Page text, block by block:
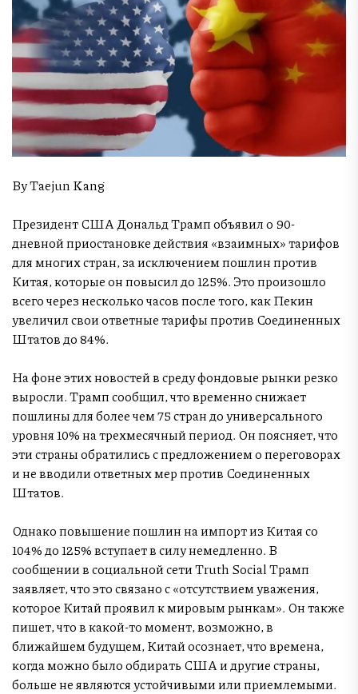
By Taejun Kang
Президент США Дональд Трамп объявил о 90-
дневной приостановке действия «взаимных» тарифов
для многих стран, за исключением пошлин против
Китая, которые он повысил до 125%. Это произошло
всего через несколько часов после того, как Пекин
увеличил свои ответные тарифы против Соединенных
Штатов до 84%.
На фоне этих новостей в среду фондовые рынки резко
выросли. Трамп сообщил, что временно снижает
пошлины для более чем 75 стран до универсального
уровня 10% на трехмесячный период. Он поясняет, что
эти страны обратились с предложением о переговорах
и не вводили ответных мер против Соединенных
Штатов.
Однако повышение пошлин на импорт из Китая со
104% до 125% вступает в силу немедленно. В
сообщении в социальной сети Truth Social Трамп
заявляет, что это связано с «отсутствием уважения,
которое Китай проявил к мировым рынкам». Он также
пишет, что в какой-то момент, возможно, в
ближайшем будущем, Китай осознает, что времена,
когда можно было обдирать США и другие страны,
больше не являются устойчивыми или приемлемыми.